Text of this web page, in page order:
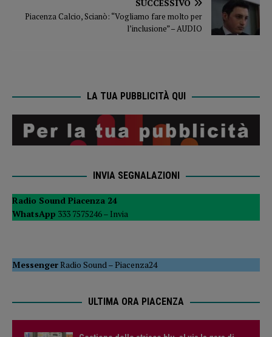
SUCCESSIVO
Piacenza Calcio, Scianò: “Vogliamo fare molto per
l’inclusione” – AUDIO
LA TUA PUBBLICITÀ QUI
INVIA SEGNALAZIONI
Radio Sound Piacenza 24
WhatsApp 333 7575246 – Invia
MessengerRadio Sound –Piacenza24
ULTIMA ORA PIACENZA